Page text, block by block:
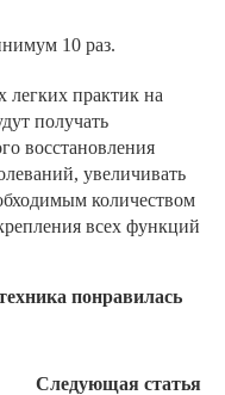
10 раз.
легких практик на
получать
восстановления
увеличивать
количеством
всех функций
понравилась
Следующая статья